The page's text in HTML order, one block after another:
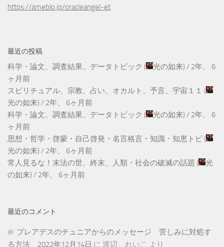
https://ameblo.jp/oracleangel-et
最近の投稿
科学・論文、調査結果、データトピック ( 光の如来) / 2年、 6
ヶ月前
スピリチュアル、宗教、占い、オカルト、予言、宇宙１１ (
光の如来) / 2年、 6ヶ月前
科学・論文、調査結果、データトピック ( 光の如来) / 2年、 6
ヶ月前
思想・哲学・啓蒙・自己啓発・名言格言・知識・知恵トピ (
光の如来) / 2年、 6ヶ月前
常人見るな！末法の世、終末、人類・社会の破滅の話題 (
光
の如来) / 2年、 6ヶ月前
最近のコメント
プレアデスのチュニアからのメッセージ 苦しみに対処す
る方法 2022年12月14日 に 渡辺 れいこ より